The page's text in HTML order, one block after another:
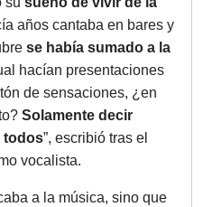
años cantaba en bares y
se había sumado a la
hacían presentaciones
de sensaciones, ¿en
Solamente decir
todos”, escribió tras el
vocalista.
a la música, sino que